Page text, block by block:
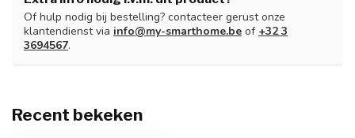
Of hulp nodig bij bestelling? contacteer gerust onze
klantendienst via info@my-smarthome.be of +32 3
3694567.
Recent bekeken